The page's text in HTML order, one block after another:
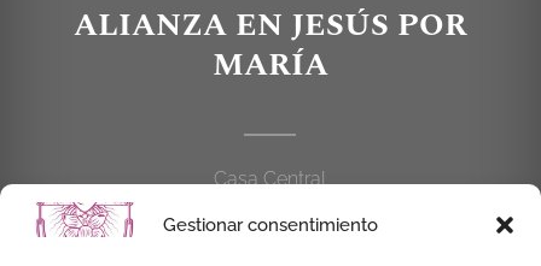
Gestionar consentimiento
ALIANZA EN JESÚS POR
MARÍA
Casa Central
C/Cardenal Cisneros, 55